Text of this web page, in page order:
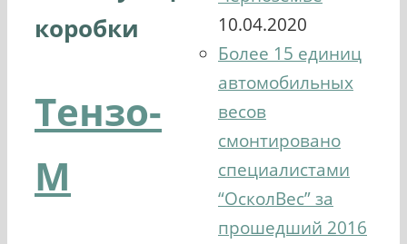
коробки
Тензо-
М
10.04.2020
Более 15 единиц
автомобильных
весов
смонтировано
специалистами
“ОсколВес” за
прошедший 2016